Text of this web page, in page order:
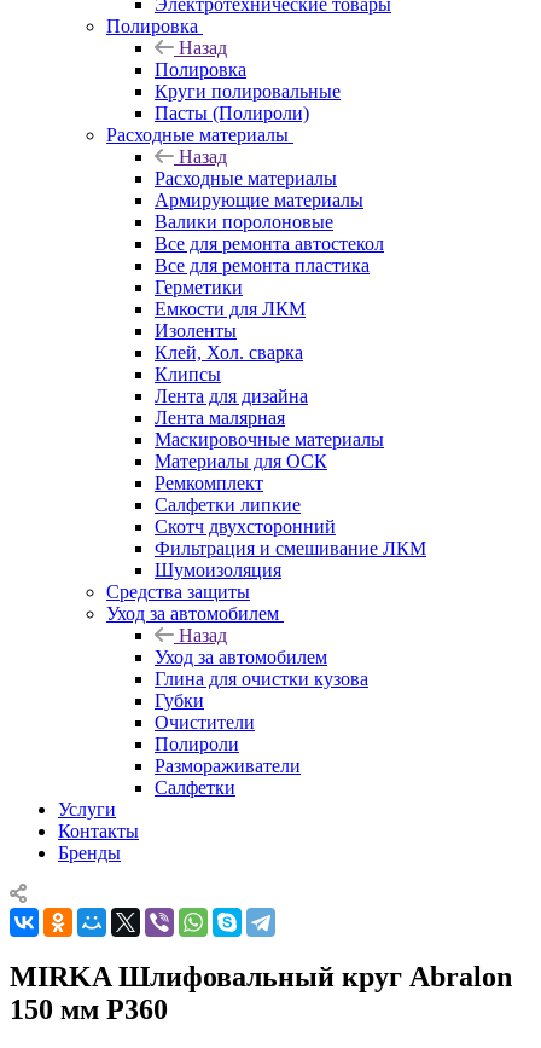
Электротехнические товары
Полировка
Назад
Полировка
Круги полировальные
Пасты (Полироли)
Расходные материалы
Назад
Расходные материалы
Армирующие материалы
Валики поролоновые
Все для ремонта автостекол
Все для ремонта пластика
Герметики
Емкости для ЛКМ
Изоленты
Клей, Хол. сварка
Клипсы
Лента для дизайна
Лента малярная
Маскировочные материалы
Материалы для ОСК
Ремкомплект
Салфетки липкие
Скотч двухсторонний
Фильтрация и смешивание ЛКМ
Шумоизоляция
Средства защиты
Уход за автомобилем
Назад
Уход за автомобилем
Глина для очистки кузова
Губки
Очистители
Полироли
Размораживатели
Салфетки
Услуги
Контакты
Бренды
MIRKA Шлифовальный круг Abralon
150 мм Р360